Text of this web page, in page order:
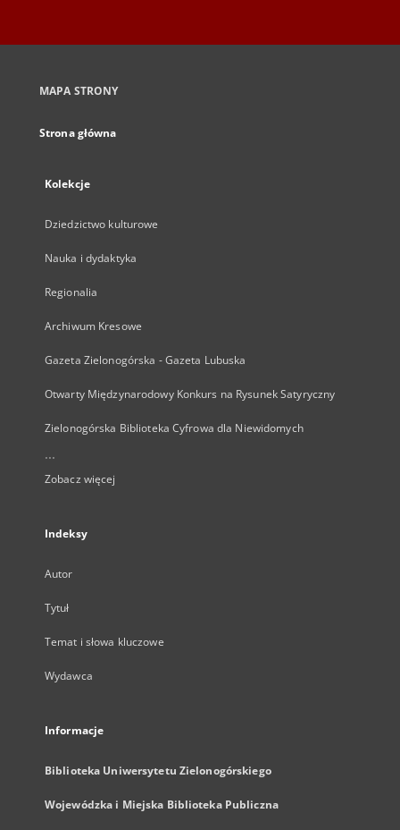
MAPA STRONY
Strona główna
Kolekcje
Dziedzictwo kulturowe
Nauka i dydaktyka
Regionalia
Archiwum Kresowe
Gazeta Zielonogórska - Gazeta Lubuska
Otwarty Międzynarodowy Konkurs na Rysunek Satyryczny
Zielonogórska Biblioteka Cyfrowa dla Niewidomych
...
Zobacz więcej
Indeksy
Autor
Tytuł
Temat i słowa kluczowe
Wydawca
Informacje
Biblioteka Uniwersytetu Zielonogórskiego
Wojewódzka i Miejska Biblioteka Publiczna